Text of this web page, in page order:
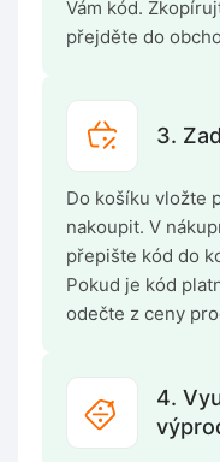
Vám kód.
přejděte do
3.
Do košíku vložte
nakoupit. V
přepište kód do
Pokud je kód
odečte z ceny
4.